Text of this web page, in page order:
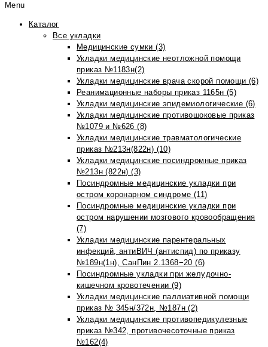
Menu
Каталог
Все укладки
Медицинские сумки (3)
Укладки медицинские неотложной помощи
приказ №1183н(2)
Укладки медицинские врача скорой помощи (6)
Реанимационные наборы приказ 1165н (5)
Укладки медицинские эпидемиологические (6)
Укладки медицинские противошоковые приказ
№1079 и №626 (8)
Укладки медицинские травматологические
приказ №213н(822н) (10)
Укладки медицинские посиндромные приказ
№213н (822н) (3)
Посиндромные медицинские укладки при
остром коронарном синдроме (11)
Посиндромные медицинские укладки при
остром нарушении мозгового кровообращения
(7)
Укладки медицинские парентеральных
инфекций, антиВИЧ (антиспид) по приказу
№189н(1н), СанПин 2.1368−20 (6)
Посиндромные укладки при желудочно-
кишечном кровотечении (9)
Укладки медицинские паллиативной помощи
приказ № 345н/372н, №187н (2)
Укладки медицинские противопедикулезные
приказ №342, противочесоточные приказ
№162(4)